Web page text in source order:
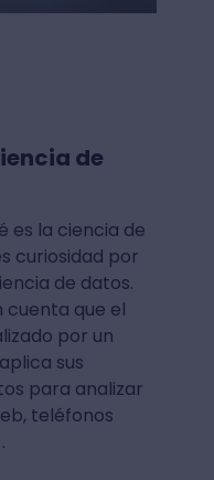
de
es la ciencia de
curiosidad por
de datos.
cuenta que el
por un
sus
para analizar
teléfonos